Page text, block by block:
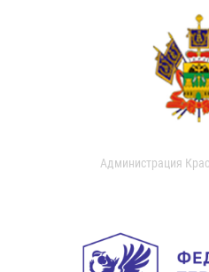
Администрация